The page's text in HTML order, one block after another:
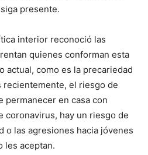
presente.
interior reconoció las
quienes conforman esta
actual, como es la precariedad
recientemente, el riesgo de
permanecer en casa con
coronavirus, hay un riesgo de
o las agresiones hacia jóvenes
les aceptan.